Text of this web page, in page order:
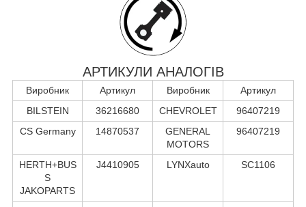
АРТИКУЛИ АНАЛОГІВ
Виробник Артикул Виробник
Артикул
BILSTEIN
36216680 CHEVROLET
96407219
CS Germany
14870537
GENERAL
MOTORS
96407219
HERTH+BUS
S
JAKOPARTS
J4410905 LYNXauto SC1106